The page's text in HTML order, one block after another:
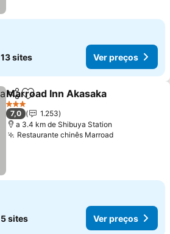
13 sites Ver preços
PartilharAdicionar aos favoritos
Marroad Inn Akasaka
3 Estrelas
7,0
1.253
a 3.4 km de Shibuya Station
Restaurante chinês Marroad
5 sites Ver preços